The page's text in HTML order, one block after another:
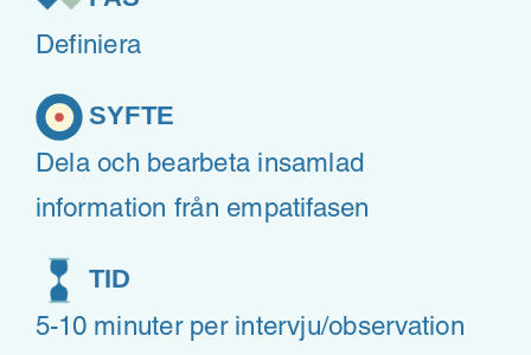
Definiera
SYFTE
Dela och bearbeta insamlad
information från empatifasen
TID
5-10 minuter per intervju/observation